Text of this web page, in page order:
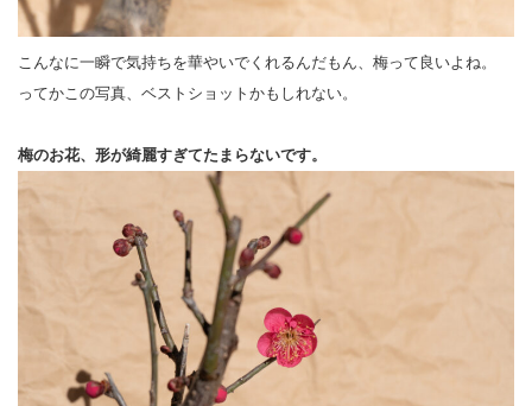
こんなに一瞬で気持ちを華やいでくれるんだもん、梅って良いよね。
ってかこの写真、ベストショットかもしれない。
梅のお花、形が綺麗すぎてたまらないです。